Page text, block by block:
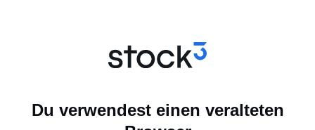
Du verwendest einen veralteten